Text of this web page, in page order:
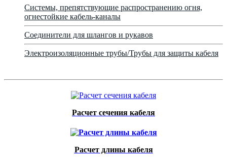
Системы, препятствующие распространению огня,
огнестойкие кабель-каналы
Соединители для шлангов и рукавов
Электроизоляционные трубы/Трубы для защиты кабеля
Расчет сечения кабеля
Расчет длины кабеля